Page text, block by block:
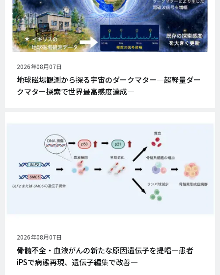
公
開
日
2026年08月07日
地球磁場観測から探る宇宙のダークマター―超軽量ダー
クマター探索で世界最高感度達成―
公
開
日
2026年08月07日
骨髄不全・血液がんの新たな原因遺伝子を提唱―患者
iPSで病態再現、遺伝子編集で改善―